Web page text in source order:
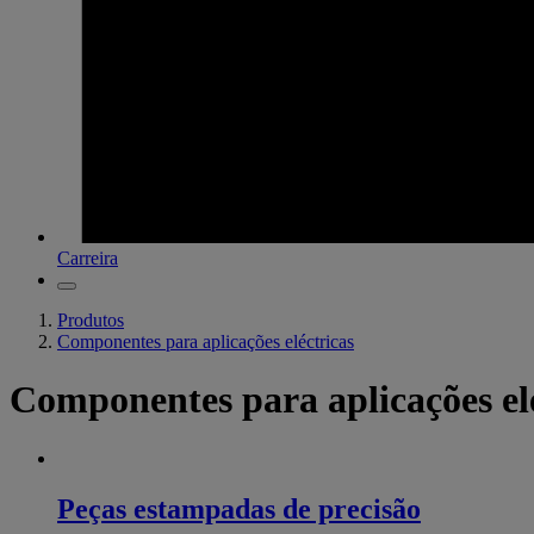
Carreira
Produtos
Componentes para aplicações eléctricas
Componentes para aplicações
Peças estampadas de precisão